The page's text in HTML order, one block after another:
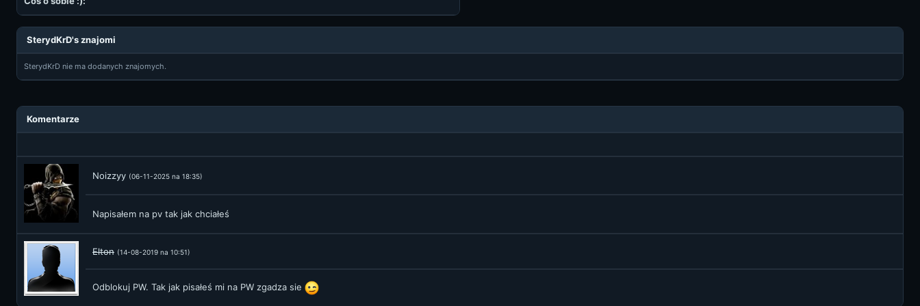
SterydKrD's znajomi
SterydKrD nie ma dodanych znajomych.
Komentarze
Noizzyy (06-11-2025 na 18:35)
Napisałem na pv tak jak chciałeś
Elton (14-08-2019 na 10:51)
Odblokuj PW. Tak jak pisałeś mi na PW zgadza sie